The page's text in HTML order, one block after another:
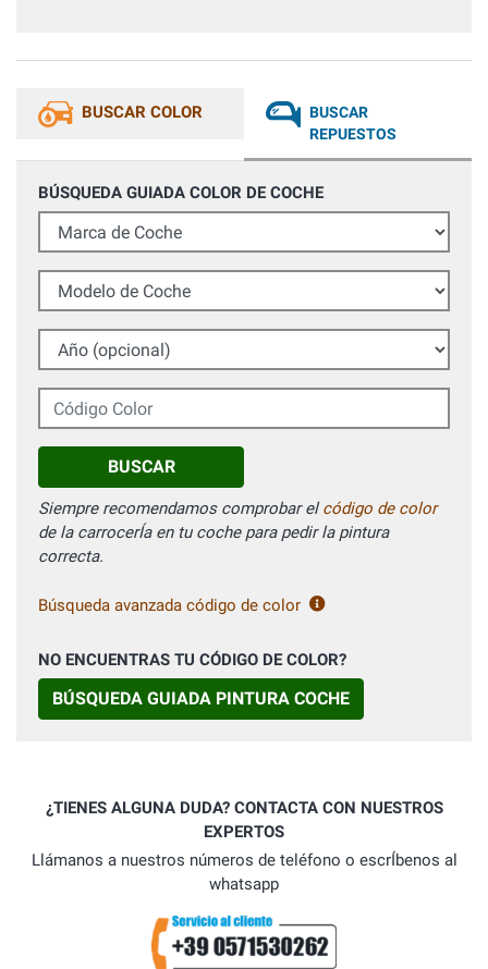
BUSCAR COLOR
BUSCAR
REPUESTOS
BÚSQUEDA GUIADA COLOR DE COCHE
Marca de Coche
Modelo de Coche
Año (opcional)
Código Color
BUSCAR
Siempre recomendamos comprobar elcódigo de color
de la carrocerÍa en tu coche para pedir la pintura
correcta.
Búsqueda avanzada código de color
NO ENCUENTRAS TU CÓDIGO DE COLOR?
BÚSQUEDA GUIADA PINTURA COCHE
¿TIENES ALGUNA DUDA? CONTACTA CON NUESTROS
EXPERTOS
Llámanos a nuestros números de teléfono o escrÍbenos al
whatsapp